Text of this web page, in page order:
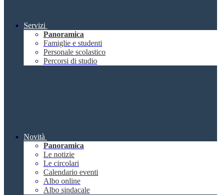
Servizi
Panoramica
Famiglie e studenti
Personale scolastico
Percorsi di studio
Novità
Panoramica
Le notizie
Le circolari
Calendario eventi
Albo online
Albo sindacale